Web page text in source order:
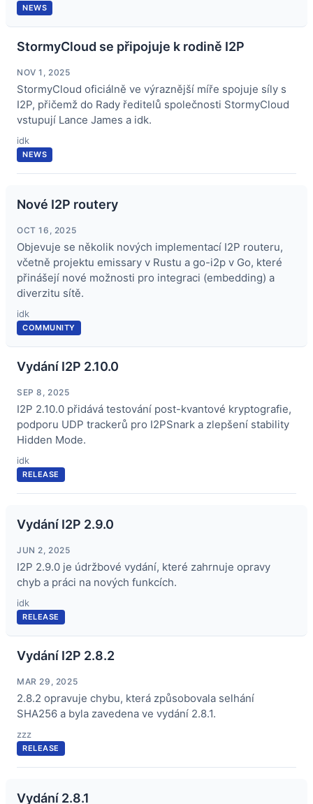
NEWS
StormyCloud se připojuje k rodině I2P
NOV 1, 2025
StormyCloud oficiálně ve výraznější míře spojuje síly s
I2P, přičemž do Rady ředitelů společnosti StormyCloud
vstupují Lance James a idk.
idk
NEWS
Nové I2P routery
OCT 16, 2025
Objevuje se několik nových implementací I2P routeru,
včetně projektu emissary v Rustu a go-i2p v Go, které
přinášejí nové možnosti pro integraci (embedding) a
diverzitu sítě.
idk
COMMUNITY
Vydání I2P 2.10.0
SEP 8, 2025
I2P 2.10.0 přidává testování post-kvantové kryptografie,
podporu UDP trackerů pro I2PSnark a zlepšení stability
Hidden Mode.
idk
RELEASE
Vydání I2P 2.9.0
JUN 2, 2025
I2P 2.9.0 je údržbové vydání, které zahrnuje opravy
chyb a práci na nových funkcích.
idk
RELEASE
Vydání I2P 2.8.2
MAR 29, 2025
2.8.2 opravuje chybu, která způsobovala selhání
SHA256 a byla zavedena ve vydání 2.8.1.
zzz
RELEASE
Vydání 2.8.1